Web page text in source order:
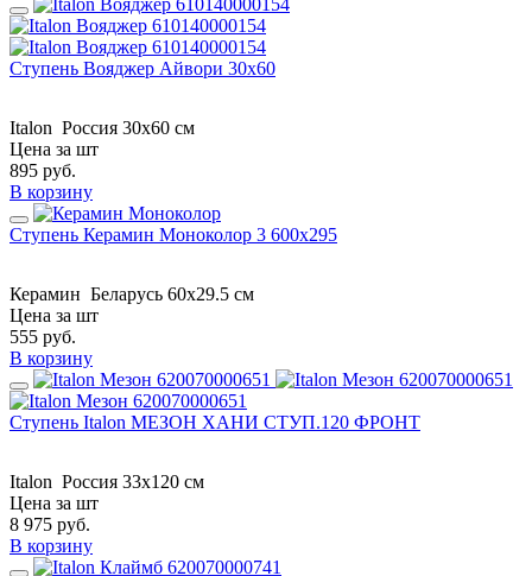
Ступень Вояджер Айвори 30х60
Italon Россия 30х60 см
Цена за шт
895 руб.
В корзину
Ступень Керамин Моноколор 3 600x295
Керамин Беларусь 60x29.5 см
Цена за шт
555 руб.
В корзину
Ступень Italon МЕЗОН ХАНИ СТУП.120 ФРОНТ
Italon Россия 33x120 см
Цена за шт
8 975 руб.
В корзину